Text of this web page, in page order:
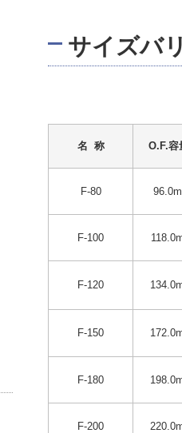
サイズバ
名 称 O.F.容
F-80
F-100
F-120
F-150
F-180
F-200